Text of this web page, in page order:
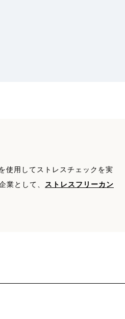
使用してストレスチェックを実
業として、 ストレスフリーカン